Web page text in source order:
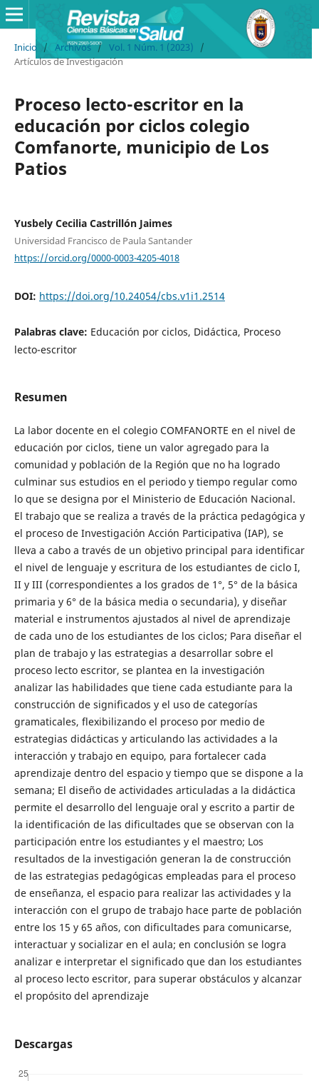
Inicio / Archivos / Vol. 1 Núm. 1 (2023)
/
Artículos de Investigación
Proceso lecto-escritor en la
educación por ciclos colegio
Comfanorte, municipio de Los
Patios
Yusbely Cecilia Castrillón Jaimes
Universidad Francisco de Paula Santander
https://orcid.org/0000-0003-4205-4018
DOI: https://doi.org/10.24054/cbs.v1i1.2514
Palabras clave: Educación por ciclos, Didáctica, Proceso
lecto-escritor
Resumen
La labor docente en el colegio COMFANORTE en el nivel de
educación por ciclos, tiene un valor agregado para la
comunidad y población de la Región que no ha logrado
culminar sus estudios en el periodo y tiempo regular como
lo que se designa por el Ministerio de Educación Nacional.
El trabajo que se realiza a través de la práctica pedagógica y
el proceso de Investigación Acción Participativa (IAP), se
lleva a cabo a través de un objetivo principal para identificar
el nivel de lenguaje y escritura de los estudiantes de ciclo I,
II y III (correspondientes a los grados de 1°, 5° de la básica
primaria y 6° de la básica media o secundaria), y diseñar
material e instrumentos ajustados al nivel de aprendizaje
de cada uno de los estudiantes de los ciclos; Para diseñar el
plan de trabajo y las estrategias a desarrollar sobre el
proceso lecto escritor, se plantea en la investigación
analizar las habilidades que tiene cada estudiante para la
construcción de significados y el uso de categorías
gramaticales, flexibilizando el proceso por medio de
estrategias didácticas y articulando las actividades a la
interacción y trabajo en equipo, para fortalecer cada
aprendizaje dentro del espacio y tiempo que se dispone a la
semana; El diseño de actividades articuladas a la didáctica
permite el desarrollo del lenguaje oral y escrito a partir de
la identificación de las dificultades que se observan con la
participación entre los estudiantes y el maestro; Los
resultados de la investigación generan la de construcción
de las estrategias pedagógicas empleadas para el proceso
de enseñanza, el espacio para realizar las actividades y la
interacción con el grupo de trabajo hace parte de población
entre los 15 y 65 años, con dificultades para comunicarse,
interactuar y socializar en el aula; en conclusión se logra
analizar e interpretar el significado que dan los estudiantes
al proceso lecto escritor, para superar obstáculos y alcanzar
el propósito del aprendizaje
Descargas